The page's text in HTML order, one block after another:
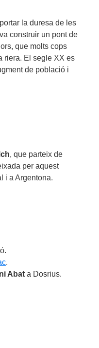
la duresa de les
construir un pont de
que molts cops
riera. El segle XX es
de població i
, que parteix de
per aquest
i a Argentona.
.
Abat a Dosrius.